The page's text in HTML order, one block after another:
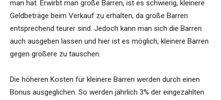
man hat. Erwirbt man große Barren, ist es schwierig, kleinere
Geldbeträge beim Verkauf zu erhalten, da große Barren
entsprechend teurer sind. Jedoch kann man sich die Barren
auch ausgeben lassen und hier ist es möglich, kleinere Barren
gegen größere zu tauschen.
Die höheren Kosten für kleinere Barren werden durch einen
Bonus ausgeglichen. So werden jährlich 3% der eingezahlten